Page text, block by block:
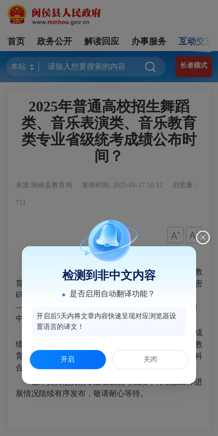
首页 政务公开 解读回应 办事服务 互动交流
长者模式
2025年普通高校招生舞蹈
类、音乐表演类、音乐教育
类专业省级统考成绩公布时
间？
来源:闽侯县教育局 发布时间: 2025-01-17 10:12 浏览量：
711
年普通高校舞蹈类、音乐表演
类和音乐教
育类
专业省级统考成绩 已公布
，请考生凭本人账号及密
码，登录福建省教育考试院门户网站“数字服务大厅
——高考高招——艺术类专业省级统考成绩查询
中进行查询。
舞蹈类、音乐表演
专业省级统考成
绩达到本科合格线的考生，
登录福建省教
育考试院门户网站自行打印
相应类别
专业省级统考本科
合格证。
艺术类其他类别专业省级统考成绩，将根据工作进
展情况陆续有序发布，敬请耐心等待。
检测到非中文内容
是否启用自动翻译功能？
开启后5天内将文章内容快速呈现对应浏览器设
置语言的译文！
开启 关闭